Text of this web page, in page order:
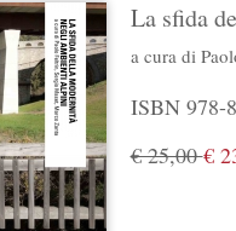
La sfida
a cura di
ISBN 978-
€ 25,00€